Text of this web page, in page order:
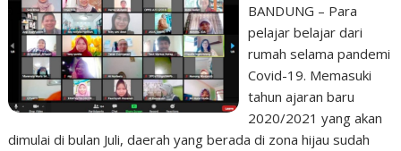
BANDUNG – Para
pelajar belajar dari
rumah selama pandemi
Covid-19. Memasuki
tahun ajaran baru
2020/2021 yang akan
dimulai di bulan Juli, daerah yang berada di zona hijau sudah